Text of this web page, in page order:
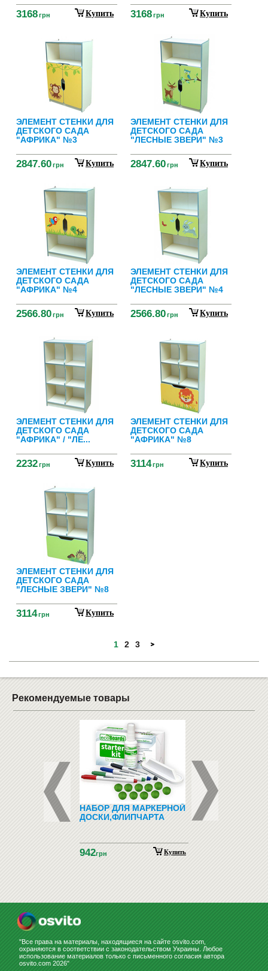
3168грн Купить 3168грн Купить
ЭЛЕМЕНТ СТЕНКИ ДЛЯ
ДЕТСКОГО САДА
"АФРИКА" №3
2847.60грн Купить
ЭЛЕМЕНТ СТЕНКИ ДЛЯ
ДЕТСКОГО САДА
"ЛЕСНЫЕ ЗВЕРИ" №3
2847.60грн Купить
ЭЛЕМЕНТ СТЕНКИ ДЛЯ
ДЕТСКОГО САДА
"АФРИКА" №4
2566.80грн Купить
ЭЛЕМЕНТ СТЕНКИ ДЛЯ
ДЕТСКОГО САДА
"ЛЕСНЫЕ ЗВЕРИ" №4
2566.80грн Купить
ЭЛЕМЕНТ СТЕНКИ ДЛЯ
ДЕТСКОГО САДА
"АФРИКА" / "ЛЕ...
2232грн Купить
ЭЛЕМЕНТ СТЕНКИ ДЛЯ
ДЕТСКОГО САДА
"АФРИКА" №8
3114грн Купить
ЭЛЕМЕНТ СТЕНКИ ДЛЯ
ДЕТСКОГО САДА
"ЛЕСНЫЕ ЗВЕРИ" №8
3114грн Купить
1 2 3
Рекомендуемые товары
НАБОР ДЛЯ МАРКЕРНОЙ
ДОСКИ,ФЛИПЧАРТА
942грн Купить
ЗООТОВАРЫ
ДЛЯ ЖИВОТНЫХ)
"Все права на материалы, находящиеся на сайте osvito.com,
охраняются в соответствии с законодательством Украины. Любое
использование материалов только с письменного согласия автора
osvito.com 2026"